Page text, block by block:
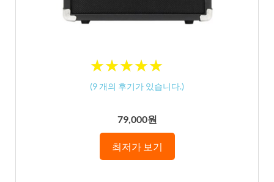
★★★★★
★★★★★
(9 개의 후기가 있습니다.)
79,000원
최저가 보기